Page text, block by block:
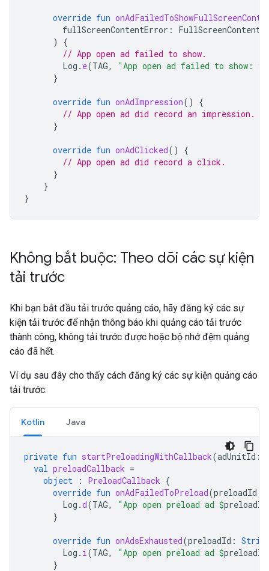
override fun
fullScreenContentError :
)
{
// App open ad failed to show.
Log . e(TAG, "App open ad failed to show: ${
}
override fun onAdImpression()
{
// App open ad did record an impression.
}
override fun onAdClicked()
{
// App open ad did record a click.
}
}
}
Không bắt buộc: Theo dõi các sự kiện
tải trước
Khi bạn bắt đầu tải trước quảng cáo, hãy đăng ký các sự
kiện tải trước để nhận thông báo khi quảng cáo tải trước
thành công, không tải trước được hoặc bộ nhớ đệm quảng
cáo đã hết.
Ví dụ sau đây cho thấy cách đăng ký các sự kiện quảng cáo
tải trước:
Kotlin Java
private fun startPreloadingWithCallback(adUnitId :
val preloadCallback =
object
: PreloadCallback {
override fun onAdFailedToPreload(preloadId
Log .d(TAG, "App open preload ad $preloadId
}
override fun onAdsExhausted(preloadId :
Log . i(TAG, "App open preload ad $preloadId
}